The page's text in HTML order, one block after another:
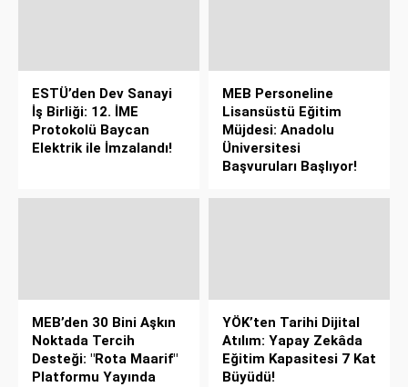
ESTÜ’den Dev Sanayi
İş Birliği: 12. İME
Protokolü Baycan
Elektrik ile İmzalandı!
MEB Personeline
Lisansüstü Eğitim
Müjdesi: Anadolu
Üniversitesi
Başvuruları Başlıyor!
MEB’den 30 Bini Aşkın
Noktada Tercih
Desteği: "Rota Maarif"
Platformu Yayında
YÖK’ten Tarihi Dijital
Atılım: Yapay Zekâda
Eğitim Kapasitesi 7 Kat
Büyüdü!